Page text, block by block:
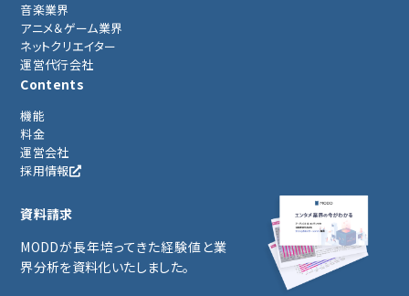
音楽業界
アニメ＆ゲーム業界
ネットクリエイター
運営代行会社
Contents
機能
料金
運営会社
採用情報
資料請求
MODDが長年培ってきた経験値と業
界分析を資料化いたしました。